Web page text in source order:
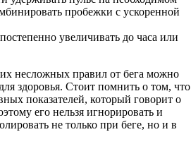
пробежки с ускоренной
увеличивать до часа или
несложных правил от бега можно
здоровья. Стоит помнить о том, что
показателей, который говорит о
его нельзя игнорировать и
не только при беге, но и в